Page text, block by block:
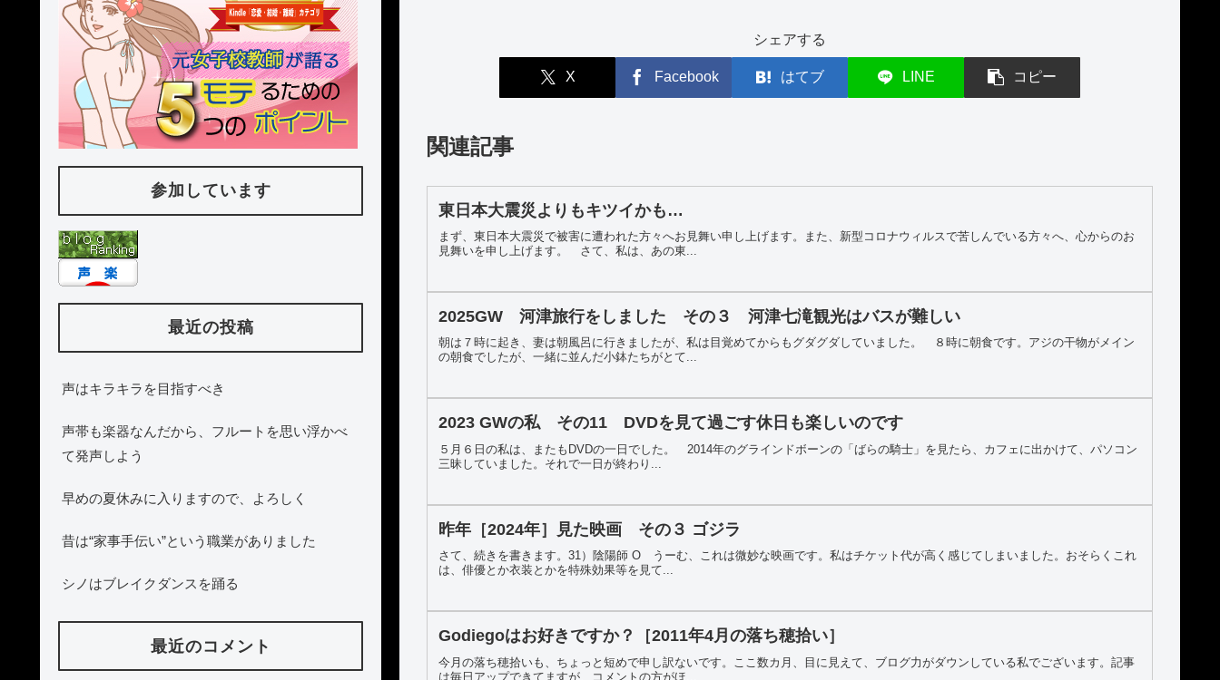
シェアする
X Facebook はてブ LINE コピー
関連記事
東日本大震災よりもキツイかも…
まず、東日本大震災で被害に遭われた方々へお見舞い申し上げます。また、新型コロナウィルスで苦しんでいる方々へ、心からのお
見舞いを申し上げます。 さて、私は、あの東...
2025GW 河津旅行をしました その３ 河津七滝観光はバスが難しい
朝は７時に起き、妻は朝風呂に行きましたが、私は目覚めてからもグダグダしていました。 ８時に朝食です。アジの干物がメイン
の朝食でしたが、一緒に並んだ小鉢たちがとて...
2023 GWの私 その11 DVDを見て過ごす休日も楽しいのです
５月６日の私は、またもDVDの一日でした。 2014年のグラインドボーンの「ばらの騎士」を見たら、カフェに出かけて、パソコン
三昧していました。それで一日が終わり...
昨年［2024年］見た映画 その３ ゴジラ
さて、続きを書きます。31）陰陽師 O うーむ、これは微妙な映画です。私はチケット代が高く感じてしまいました。おそらくこれ
は、俳優とか衣装とかを特殊効果等を見て...
Godiegoはお好きですか？［2011年4月の落ち穂拾い］
今月の落ち穂拾いも、ちょっと短めで申し訳ないです。ここ数カ月、目に見えて、ブログ力がダウンしている私でございます。記事
は毎日アップできてますが、コメントの方がほ...
参加しています
最近の投稿
声はキラキラを目指すべき
声帯も楽器なんだから、フルートを思い浮かべ
て発声しよう
早めの夏休みに入りますので、よろしく
昔は“家事手伝い”という職業がありました
シノはブレイクダンスを踊る
最近のコメント